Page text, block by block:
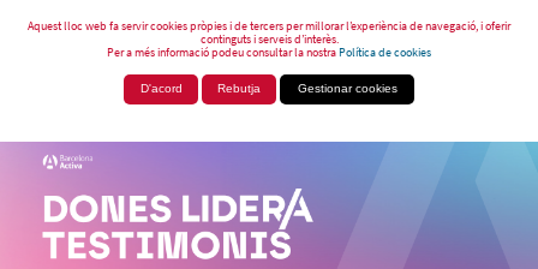
Aquest lloc web fa servir cookies pròpies i de tercers per millorar l’experiència de navegació, i oferir
continguts i serveis d’interès.
Per a més informació podeu consultar la nostraPolítica de cookies
D'acord Rebutja Gestionar cookies